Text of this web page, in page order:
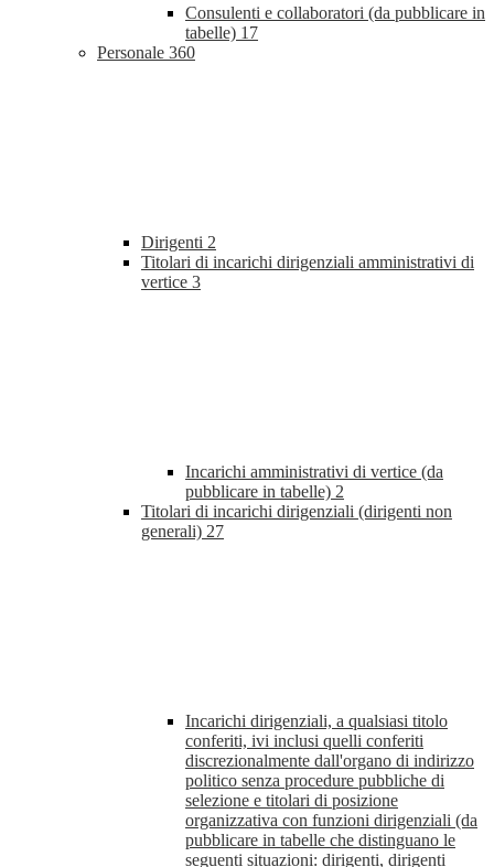
Consulenti e collaboratori (da pubblicare in
tabelle) 17
Personale 360
Dirigenti 2
Titolari di incarichi dirigenziali amministrativi di
vertice 3
Incarichi amministrativi di vertice (da
pubblicare in tabelle) 2
Titolari di incarichi dirigenziali (dirigenti non
generali) 27
Incarichi dirigenziali, a qualsiasi titolo
conferiti, ivi inclusi quelli conferiti
discrezionalmente dall'organo di indirizzo
politico senza procedure pubbliche di
selezione e titolari di posizione
organizzativa con funzioni dirigenziali (da
pubblicare in tabelle che distinguano le
seguenti situazioni: dirigenti, dirigenti